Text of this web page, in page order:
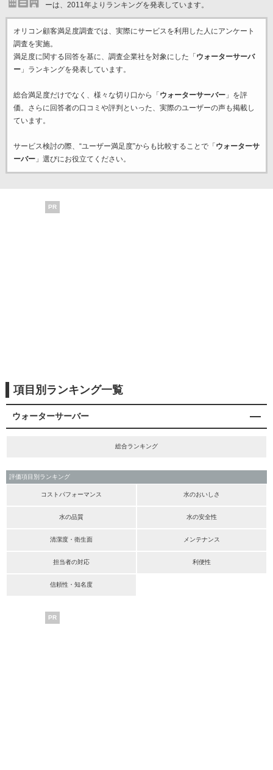
ーは、2011年よりランキングを発表しています。
オリコン顧客満足度調査では、実際にサービスを利用した 人にアンケート
調査を実施。
満足度に関する回答を基に、調査企業社を対象にした「 ウォーターサーバ
ー」ランキングを発表しています。
総合満足度だけでなく、様々な切り口から「 ウォーターサーバー」を評
価。さらに回答者の口コミや評判といった、実際のユーザーの声も掲載し
ています。
サービス検討の際、“ユーザー満足度”からも比較することで「 ウォーターサ
ーバー」選びにお役立てください。
PR
項目別ランキング一覧
ウォーターサーバー
総合ランキング
評価項目別ランキング
コストパフォーマンス 水のおいしさ
水の品質 水の安全性
清潔度・衛生面 メンテナンス
担当者の対応 利便性
信頼性・知名度
PR